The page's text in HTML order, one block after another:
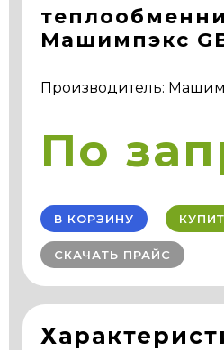
Машимпэкс
Производитель:
По
В КОРЗИНУ
СКАЧАТЬ ПРАЙС